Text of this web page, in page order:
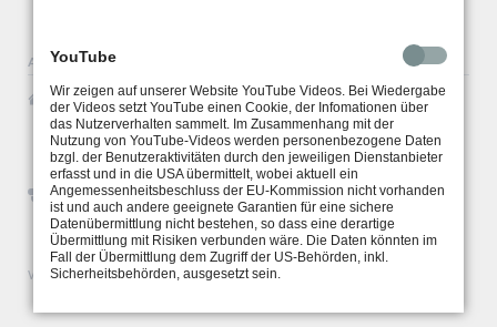
Adresse & Kontakt
Clausen OHG
Rüdiger u. Michael Clausen
Fichtenweg 1
33649 Bielefeld
T:0521 - 45 20 63
F:0521 - 45 20 35
E:info@teuto-kunststofftechnik.de
WEEE-Reg.-Nr. DE 64299917
YouTube
Wir zeigen auf unserer Website YouTube Videos. Bei Wiedergabe
der Videos setzt YouTube einen Cookie, der Infomationen über
das Nutzerverhalten sammelt. Im Zusammenhang mit der
Nutzung von YouTube-Videos werden personenbezogene Daten
bzgl. der Benutzeraktivitäten durch den jeweiligen Dienstanbieter
erfasst und in die USA übermittelt, wobei aktuell ein
Angemessenheitsbeschluss der EU-Kommission nicht vorhanden
ist und auch andere geeignete Garantien für eine sichere
Datenübermittlung nicht bestehen, so dass eine derartige
Übermittlung mit Risiken verbunden wäre. Die Daten könnten im
Fall der Übermittlung dem Zugriff der US-Behörden, inkl.
Sicherheitsbehörden, ausgesetzt sein.